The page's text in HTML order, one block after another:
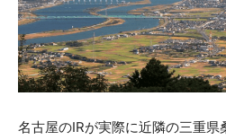
名古屋のIRが実際に近隣の三重